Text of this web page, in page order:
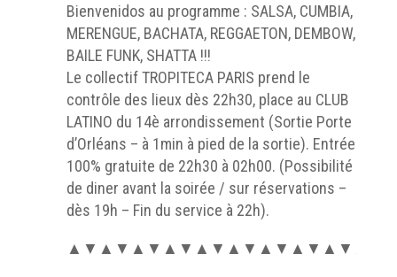
Bienvenidos au programme : SALSA, CUMBIA,
MERENGUE, BACHATA, REGGAETON, DEMBOW,
BAILE FUNK, SHATTA !!!
Le collectif TROPITECA PARIS prend le
contrôle des lieux dès 22h30, place au CLUB
LATINO du 14è arrondissement (Sortie Porte
d’Orléans – à 1min à pied de la sortie). Entrée
100% gratuite de 22h30 à 02h00. (Possibilité
de diner avant la soirée / sur réservations –
dès 19h – Fin du service à 22h).